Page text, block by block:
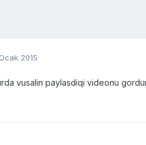
2015
vusalin paylasdiqi videonu